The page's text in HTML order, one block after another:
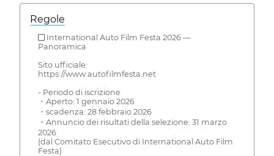
Regole
■ International Auto Film Festa 2026 —
Panoramica
Sito ufficiale:
https://www.autofilmfesta.net
- Periodo di iscrizione
・Aperto: 1 gennaio 2026
・scadenza: 28 febbraio 2026
・Annuncio dei risultati della selezione: 31 marzo
2026
(dal Comitato Esecutivo di International Auto Film
Festa)